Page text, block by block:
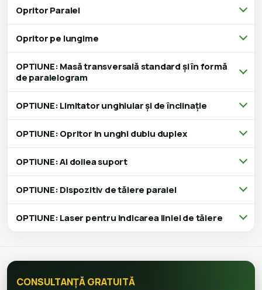
Opritor Paralel
Opritor pe lungime
OPTIUNE: Masă transversală standard și în formă
de paralelogram
OPTIUNE: Limitator unghiular și de înclinație
OPTIUNE: Opritor in unghi dublu duplex
OPTIUNE: Al doilea suport
OPTIUNE: Dispozitiv de tăiere paralel
OPTIUNE: Laser pentru indicarea liniei de tăiere
CONSULTANȚĂ GRATUITĂ